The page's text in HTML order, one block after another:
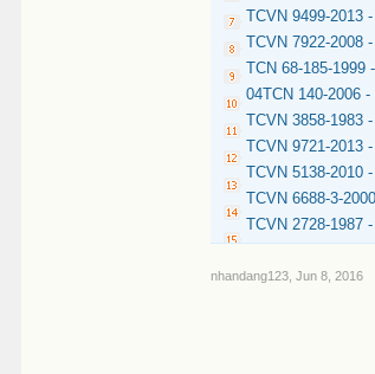
TCVN 9499-2013
TCVN 7922-2008
TCN 68-185-
04TCN 140-2006
TCVN 3858-1983
TCVN 9721-2013
TCVN 5138-2010
TCVN 6688-3-
TCVN 2728-1987
nhandang123 Jun 8, 2016